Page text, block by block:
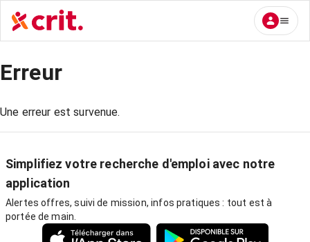
Erreur
Une erreur est survenue.
Simplifiez votre recherche d'emploi avec notre
application
Alertes offres, suivi de mission, infos pratiques : tout est à
portée de main.